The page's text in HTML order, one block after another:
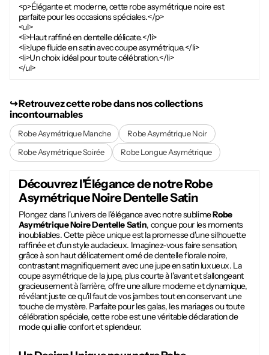
<p>Élégante et moderne, cette robe asymétrique noire est
parfaite pour les occasions spéciales.</p>
<ul>
<li>Haut raffiné en dentelle délicate.</li>
<li>Jupe fluide en satin avec coupe asymétrique.</li>
<li>Un choix idéal pour toute célébration.</li>
</ul>
↪︎ Retrouvez cette robe dans nos collections
incontournables
Robe Asymétrique Manche
Robe Asymétrique Noir
Robe Asymétrique Soirée
Robe Longue Asymétrique
Découvrez l'Élégance de notreRobe
Asymétrique Noire Dentelle Satin
Plongez dans l'univers de l'élégance avec notre sublimeRobe
Asymétrique Noire Dentelle Satin, conçue pour les moments
inoubliables. Cette pièce unique est la promesse d'une silhouette
raffinée et d'un style audacieux. Imaginez-vous faire sensation,
grâce à son haut délicatement orné de dentelle florale noire,
contrastant magnifiquement avec une jupe en satin luxueux. La
coupe asymétrique de la jupe, plus courte à l'avant et s'allongeant
gracieusement à l'arrière, offre une allure moderne et dynamique,
révélant juste ce qu'il faut de vos jambes tout en conservant une
touche de mystère. Parfaite pour les galas, les mariages ou toute
célébration spéciale, cette robe est une véritable déclaration de
mode qui allie confort et splendeur.